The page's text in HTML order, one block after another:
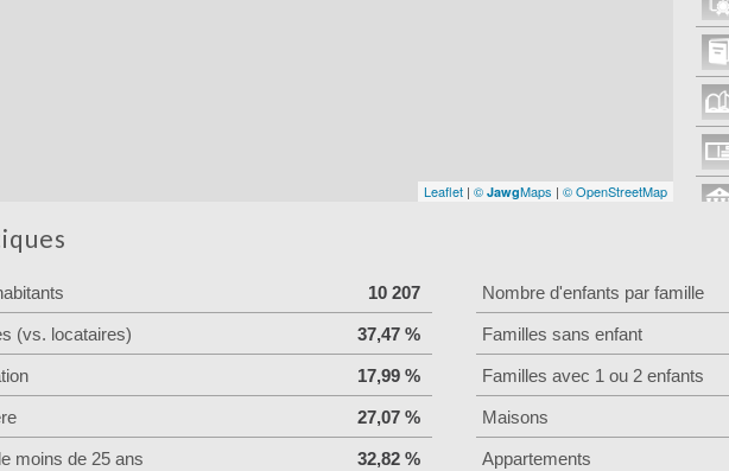
Leaflet |©JawgMaps |© OpenStreetMap
10 207
(vs. locataires) 37,47 %
17,99 %
27,07 %
moins de 25 ans 32,82 %
Nombre d'enfants par famille
Familles sans enfant
Familles avec 1 ou 2 enfants
Maisons
Appartements